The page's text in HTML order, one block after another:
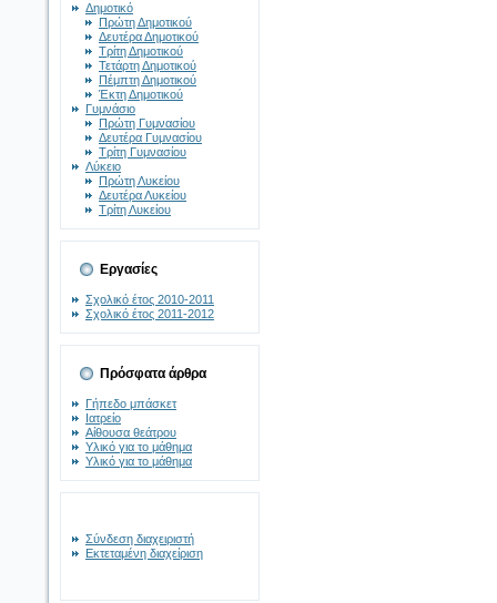
Δημοτικό
Πρώτη Δημοτικού
Δευτέρα Δημοτικού
Τρίτη Δημοτικού
Τετάρτη Δημοτικού
Πέμπτη Δημοτικού
Έκτη Δημοτικού
Γυμνάσιο
Πρώτη Γυμνασίου
Δευτέρα Γυμνασίου
Τρίτη Γυμνασίου
Λύκειο
Πρώτη Λυκείου
Δευτέρα Λυκείου
Τρίτη Λυκείου
Εργασίες
Σχολικό έτος 2010-2011
Σχολικό έτος 2011-2012
Πρόσφατα άρθρα
Γήπεδο μπάσκετ
Ιατρείο
Αίθουσα θεάτρου
Υλικό για το μάθημα
Υλικό για το μάθημα
Σύνδεση διαχειριστή
Εκτεταμένη διαχείριση